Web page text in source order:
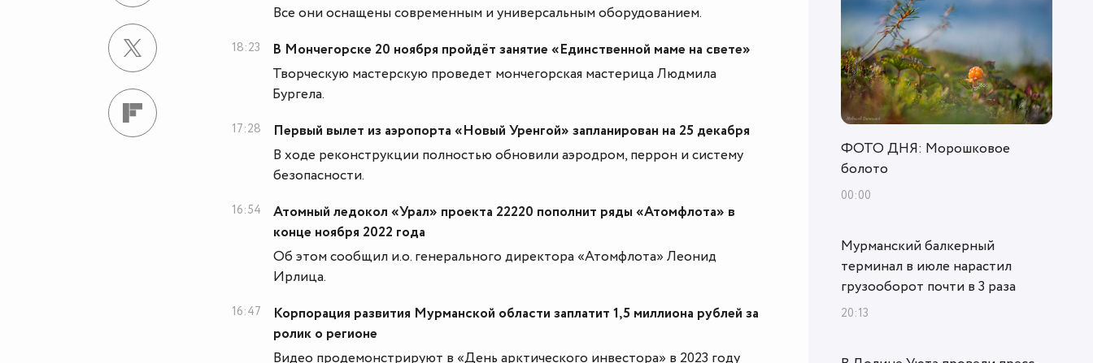
Все они оснащены современным и универсальным оборудованием.
18:23
В Мончегорске 20 ноября пройдёт занятие «Единственной маме на свете»
Творческую мастерскую проведет мончегорская мастерица Людмила
Бургела.
17:28
Первый вылет из аэропорта «Новый Уренгой» запланирован на 25 декабря
В ходе реконструкции полностью обновили аэродром, перрон и систему
безопасности.
16:54
Атомный ледокол «Урал» проекта 22220 пополнит ряды «Атомфлота» в
конце ноября 2022 года
Об этом сообщил и.о. генерального директора «Атомфлота» Леонид
Ирлица.
16:47
Корпорация развития Мурманской области заплатит 1,5 миллиона рублей за
ролик о регионе
Видео продемонстрируют в «День арктического инвестора» в 2023 году
ФОТО ДНЯ: Морошковое
болото
00:00
Мурманский балкерный
терминал в июле нарастил
грузооборот почти в 3 раза
20:13